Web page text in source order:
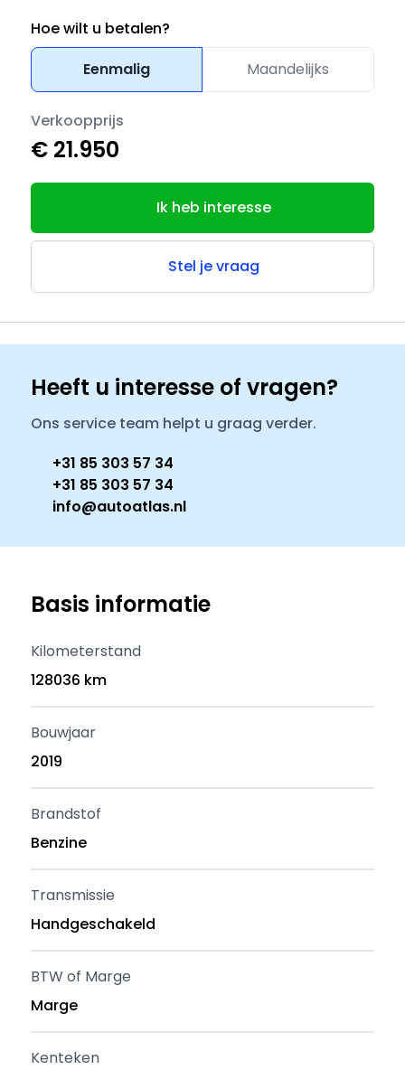
Hoe wilt u betalen?
Eenmalig
Maandelijks
Verkoopprijs
€ 21.950
Ik heb interesse
Stel je vraag
Heeft u interesse of vragen?
Ons service team helpt u graag verder.
+31 85 303 57 34
+31 85 303 57 34
info@autoatlas.nl
Basis informatie
Kilometerstand
128036 km
Bouwjaar
2019
Brandstof
Benzine
Transmissie
Handgeschakeld
BTW of Marge
Marge
Kenteken